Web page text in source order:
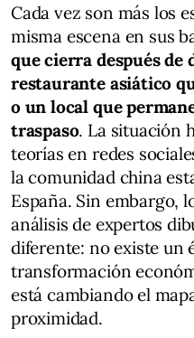
Cada vez son más los
misma escena en sus
que cierra después de
restaurante asiático
o un local que
traspaso. La situación
teorías en redes
la comunidad china
España. Sin embargo,
análisis de expertos
diferente: no existe un
transformación
está cambiando el
proximidad.